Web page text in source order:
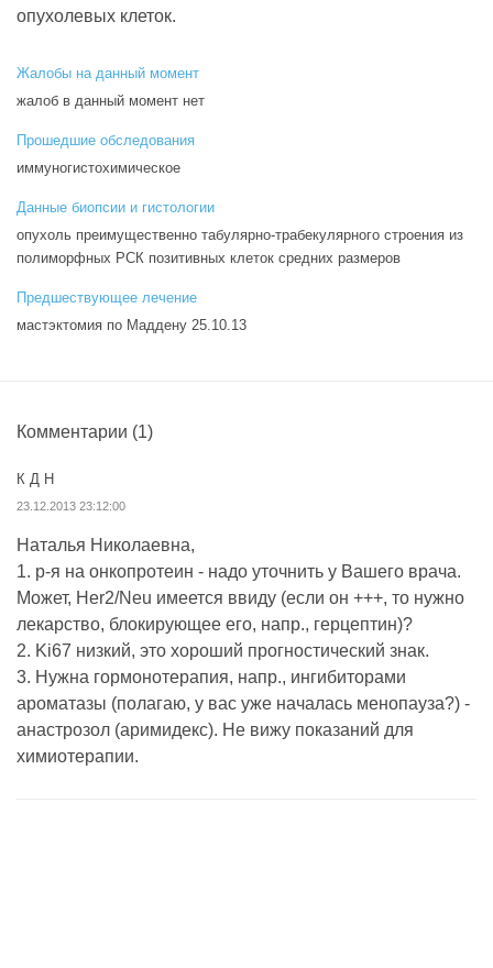
опухолевых клеток.
Жалобы на данный момент
жалоб в данный момент нет
Прошедшие обследования
иммуногистохимическое
Данные биопсии и гистологии
опухоль преимущественно табулярно-трабекулярного строения из
полиморфных РСК позитивных клеток средних размеров
Предшествующее лечение
мастэктомия по Маддену 25.10.13
Комментарии (1)
К Д Н
23.12.2013 23:12:00
Наталья Николаевна,
1. р-я на онкопротеин - надо уточнить у Вашего врача.
Может, Her2/Neu имеется ввиду (если он +++, то нужно
лекарство, блокирующее его, напр., герцептин)?
2. Ki67 низкий, это хороший прогностический знак.
3. Нужна гормонотерапия, напр., ингибиторами
ароматазы (полагаю, у вас уже началась менопауза?) -
анастрозол (аримидекс). Не вижу показаний для
химиотерапии.